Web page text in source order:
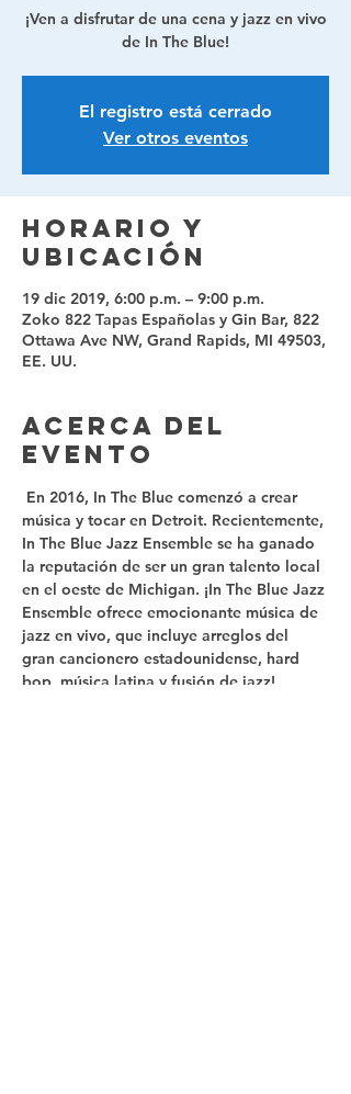
¡Ven a disfrutar de una cena y jazz en vivo
de In The Blue!
El registro está cerrado
Ver otros eventos
Horario y
ubicación
19 dic 2019, 6:00 p.m. – 9:00 p.m.
Zoko 822 Tapas Españolas y Gin Bar, 822
Ottawa Ave NW, Grand Rapids, MI 49503,
EE. UU.
Acerca del
evento
En 2016, In The Blue comenzó a crear
música y tocar en Detroit. Recientemente,
In The Blue Jazz Ensemble se ha ganado
la reputación de ser un gran talento local
en el oeste de Michigan. ¡In The Blue Jazz
Ensemble ofrece emocionante música de
jazz en vivo, que incluye arreglos del
gran cancionero estadounidense, hard
bop, música latina y fusión de jazz!